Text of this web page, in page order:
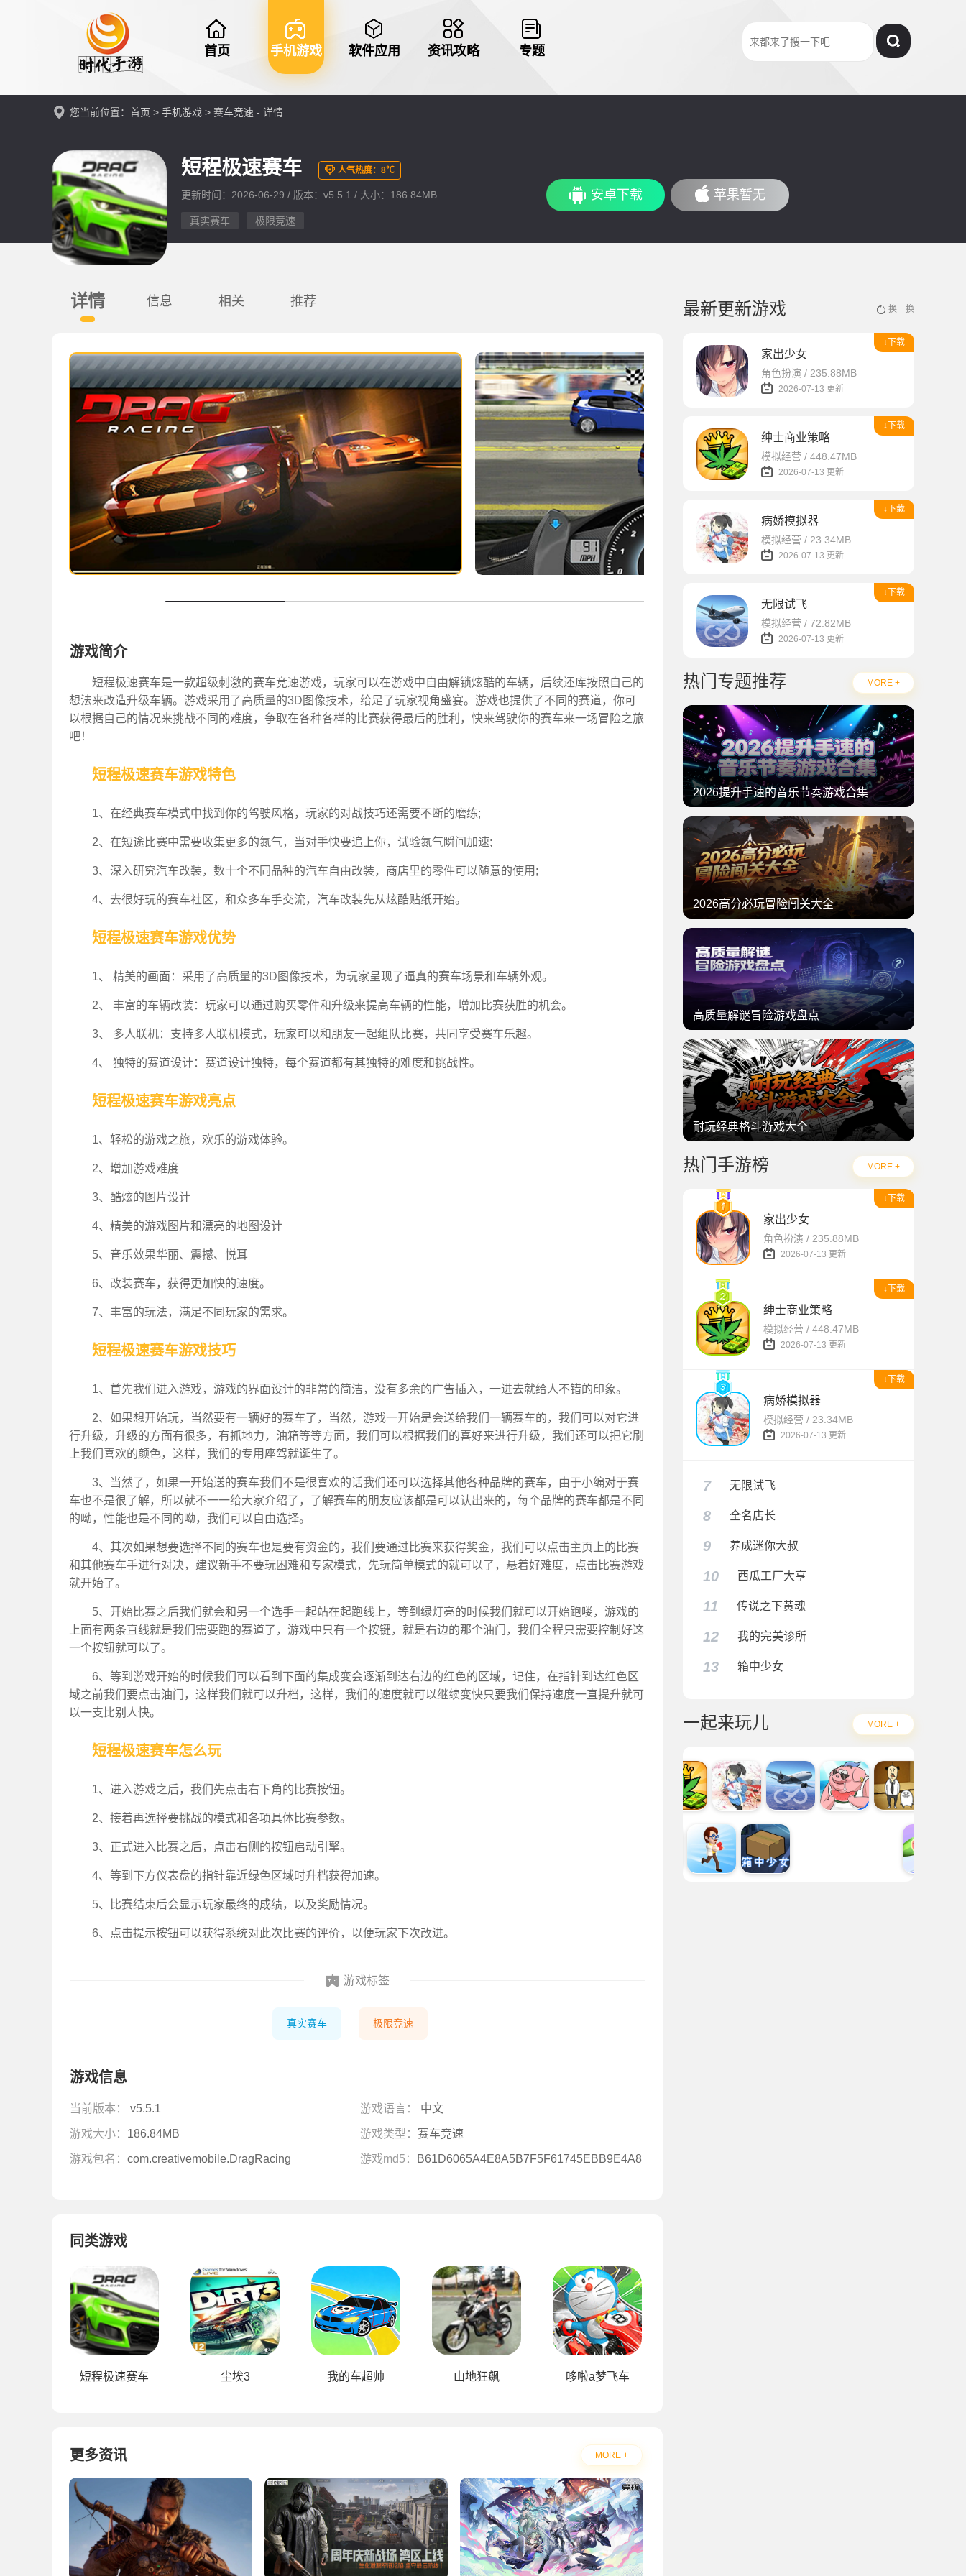
首页 手机游戏 软件应用 资讯攻略 专题
您当前位置： 首页 > 手机游戏 > 赛车竞速 - 详情
短程极速赛车 人气热度：8℃
更新时间：2026-06-29 / 版本：v5.5.1 / 大小：186.84MB
真实赛车 极限竞速
安卓下载 苹果暂无
详情 信息 相关 推荐
游戏简介
短程极速赛车是一款超级刺激的赛车竞速游戏，玩家可以在游戏中自由解锁炫酷的车辆，后续还库按照自己的
想法来改造升级车辆。游戏采用了高质量的3D图像技术，给足了玩家视角盛宴。游戏也提供了不同的赛道，你可
以根据自己的情况来挑战不同的难度，争取在各种各样的比赛获得最后的胜利，快来驾驶你的赛车来一场冒险之旅
吧！
短程极速赛车游戏特色
1、在经典赛车模式中找到你的驾驶风格，玩家的对战技巧还需要不断的磨练;
2、在短途比赛中需要收集更多的氮气，当对手快要追上你，试验氮气瞬间加速;
3、深入研究汽车改装，数十个不同品种的汽车自由改装，商店里的零件可以随意的使用;
4、去很好玩的赛车社区，和众多车手交流，汽车改装先从炫酷贴纸开始。
短程极速赛车游戏优势
1、 精美的画面：采用了高质量的3D图像技术，为玩家呈现了逼真的赛车场景和车辆外观。
2、 丰富的车辆改装：玩家可以通过购买零件和升级来提高车辆的性能，增加比赛获胜的机会。
3、 多人联机：支持多人联机模式，玩家可以和朋友一起组队比赛，共同享受赛车乐趣。
4、 独特的赛道设计：赛道设计独特，每个赛道都有其独特的难度和挑战性。
短程极速赛车游戏亮点
1、轻松的游戏之旅，欢乐的游戏体验。
2、增加游戏难度
3、酷炫的图片设计
4、精美的游戏图片和漂亮的地图设计
5、音乐效果华丽、震撼、悦耳
6、改装赛车，获得更加快的速度。
7、丰富的玩法，满足不同玩家的需求。
短程极速赛车游戏技巧
1、首先我们进入游戏，游戏的界面设计的非常的简洁，没有多余的广告插入，一进去就给人不错的印象。
2、如果想开始玩，当然要有一辆好的赛车了，当然，游戏一开始是会送给我们一辆赛车的，我们可以对它进
行升级，升级的方面有很多，有抓地力，油箱等等方面，我们可以根据我们的喜好来进行升级，我们还可以把它刷
上我们喜欢的颜色，这样，我们的专用座驾就诞生了。
3、当然了，如果一开始送的赛车我们不是很喜欢的话我们还可以选择其他各种品牌的赛车，由于小编对于赛
车也不是很了解，所以就不一一给大家介绍了，了解赛车的朋友应该都是可以认出来的，每个品牌的赛车都是不同
的呦，性能也是不同的呦，我们可以自由选择。
4、其次如果想要选择不同的赛车也是要有资金的，我们要通过比赛来获得奖金，我们可以点击主页上的比赛
和其他赛车手进行对决，建议新手不要玩困难和专家模式，先玩简单模式的就可以了，悬着好难度，点击比赛游戏
就开始了。
5、开始比赛之后我们就会和另一个选手一起站在起跑线上，等到绿灯亮的时候我们就可以开始跑喽，游戏的
上面有两条直线就是我们需要跑的赛道了，游戏中只有一个按键，就是右边的那个油门，我们全程只需要控制好这
一个按钮就可以了。
6、等到游戏开始的时候我们可以看到下面的集成变会逐渐到达右边的红色的区域，记住，在指针到达红色区
域之前我们要点击油门，这样我们就可以升档，这样，我们的速度就可以继续变快只要我们保持速度一直提升就可
以一支比别人快。
短程极速赛车怎么玩
1、进入游戏之后，我们先点击右下角的比赛按钮。
2、接着再选择要挑战的模式和各项具体比赛参数。
3、正式进入比赛之后，点击右侧的按钮启动引擎。
4、等到下方仪表盘的指针靠近绿色区域时升档获得加速。
5、比赛结束后会显示玩家最终的成绩，以及奖励情况。
6、点击提示按钮可以获得系统对此次比赛的评价，以便玩家下次改进。
游戏标签
真实赛车 极限竞速
游戏信息
当前版本： v5.5.1 游戏语言： 中文
游戏大小： 186.84MB 游戏类型： 赛车竞速
游戏包名： com.creativemobile.DragRacing 游戏md5： B61D6065A4E8A5B7F5F61745EBB9E4A8
同类游戏
短程极速赛车 尘埃3 我的车超帅 山地狂飙 哆啦a梦飞车
更多资讯 MORE +
最新更新游戏 换一换
↓下载
家出少女
角色扮演 / 235.88MB
2026-07-13 更新
↓下载
绅士商业策略
模拟经营 / 448.47MB
2026-07-13 更新
↓下载
病娇模拟器
模拟经营 / 23.34MB
2026-07-13 更新
↓下载
无限试飞
模拟经营 / 72.82MB
2026-07-13 更新
热门专题推荐 MORE +
2026提升手速的音乐节奏游戏合集
2026高分必玩冒险闯关大全
高质量解谜冒险游戏盘点
耐玩经典格斗游戏大全
热门手游榜 MORE +
↓下载
家出少女
角色扮演 / 235.88MB
2026-07-13 更新
↓下载
绅士商业策略
模拟经营 / 448.47MB
2026-07-13 更新
↓下载
病娇模拟器
模拟经营 / 23.34MB
2026-07-13 更新
7 无限试飞
8 全名店长
9 养成迷你大叔
10 西瓜工厂大亨
11 传说之下黄魂
12 我的完美诊所
13 箱中少女
一起来玩儿 MORE +